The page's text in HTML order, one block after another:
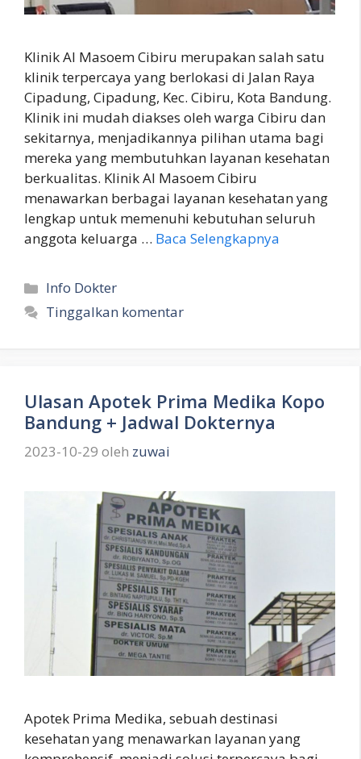
Klinik Al Masoem Cibiru merupakan salah satu
klinik terpercaya yang berlokasi di Jalan Raya
Cipadung, Cipadung, Kec. Cibiru, Kota Bandung.
Klinik ini mudah diakses oleh warga Cibiru dan
sekitarnya, menjadikannya pilihan utama bagi
mereka yang membutuhkan layanan kesehatan
berkualitas. Klinik Al Masoem Cibiru
menawarkan berbagai layanan kesehatan yang
lengkap untuk memenuhi kebutuhan seluruh
anggota keluarga … Baca Selengkapnya
Kategori
Info Dokter
Tinggalkan komentar
Ulasan Apotek Prima Medika Kopo
Bandung + Jadwal Dokternya
2023-10-29 oleh zuwai
Apotek Prima Medika, sebuah destinasi
kesehatan yang menawarkan layanan yang